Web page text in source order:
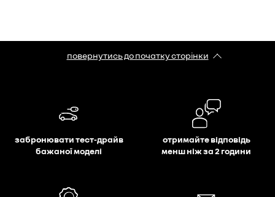
повернутись до початку сторінки
забронювати тест-драйв
бажаної моделі
отримайте відповідь
менш ніж за 2 години